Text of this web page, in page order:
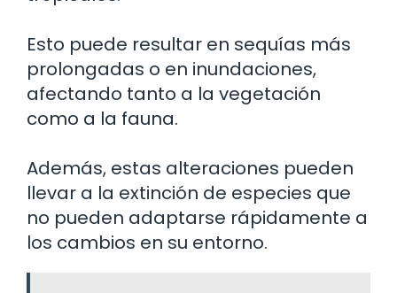
Esto puede resultar en sequías más
prolongadas o en inundaciones,
afectando tanto a la vegetación
como a la fauna.
Además, estas alteraciones pueden
llevar a la extinción de especies que
no pueden adaptarse rápidamente a
los cambios en su entorno.